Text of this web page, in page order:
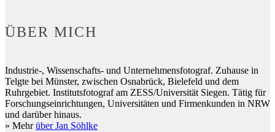
ÜBER MICH
Industrie-, Wissenschafts- und Unternehmensfotograf. Zuhause in
Telgte bei Münster, zwischen Osnabrück, Bielefeld und dem
Ruhrgebiet. Institutsfotograf am ZESS/Universität Siegen. Tätig für
Forschungseinrichtungen, Universitäten und Firmenkunden in NRW
und darüber hinaus.
» Mehrüber Jan Söhlke